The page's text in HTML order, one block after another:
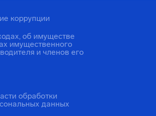
обработки
данных
коррупции
об имуществе
имущественного
и членов его